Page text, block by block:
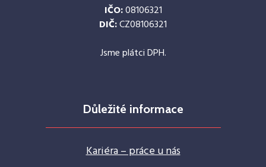
IČO:08106321
DIČ:CZ08106321
Jsme plátci DPH.
Důležité informace
Kariéra – práce u nás